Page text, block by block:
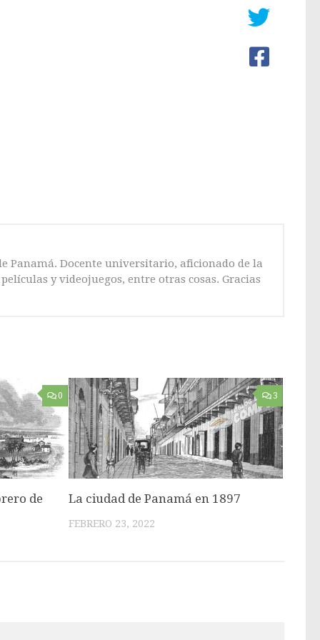
Panamá. Docente universitario, aficionado de la
y videojuegos, entre otras cosas. Gracias
0
de
3
La ciudad de Panamá en 1897
FEBRERO 23, 2022